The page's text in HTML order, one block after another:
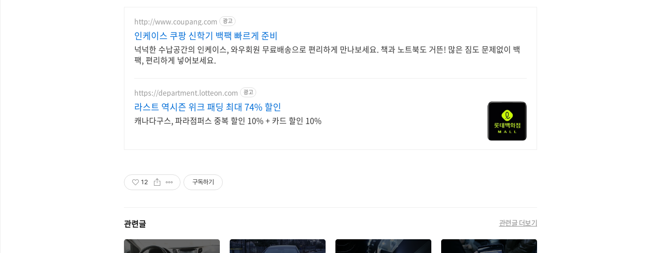
http://www.coupang.com 광고
인케이스 쿠팡 신학기 백팩 빠르게 준비
넉넉한 수납공간의 인케이스, 와우회원 무료배송으로 편리하게 만나보세요. 책과 노트북도 거뜬! 많은 짐도 문제없이 백
팩, 편리하게 넣어보세요.
https://department.lotteon.com 광고
라스트 역시즌 위크 패딩 최대 74% 할인
캐나다구스, 파라점퍼스 중복 할인 10% + 카드 할인 10%
12 구독하기
관련글 관련글 더보기